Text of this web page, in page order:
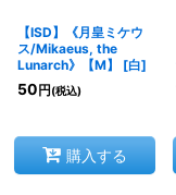
【ISD】《月皇ミケウ
ス/Mikaeus, the
Lunarch》【M】
[白]
50 円 (税込)
購入する